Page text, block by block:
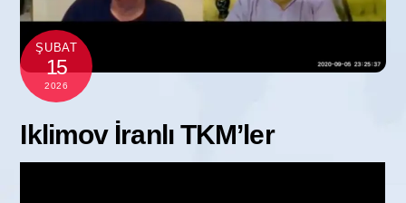
ŞUBAT
15
2026
Iklimov İranlı TKM’ler